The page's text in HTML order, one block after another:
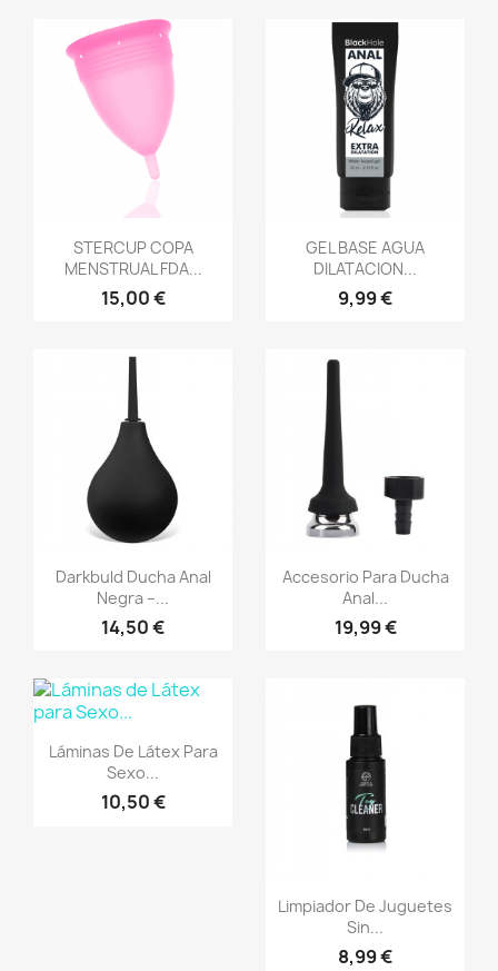
Vista rápida
STERCUP COPA
MENSTRUAL FDA...
15,00 €
Vista rápida
GEL BASE AGUA
DILATACION...
9,99 €
Vista rápida
Darkbuld Ducha Anal
Negra –...
14,50 €
Vista rápida
Accesorio Para Ducha
Anal...
19,99 €
Vista rápida
Láminas De Látex Para
Sexo...
10,50 €
Vista rápida
Limpiador De Juguetes
Sin...
8,99 €